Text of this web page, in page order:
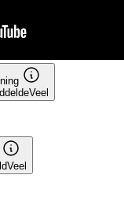
Veel
Veel